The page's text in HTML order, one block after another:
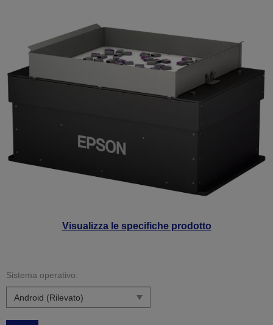
Visualizza le specifiche prodotto
Sistema operativo: